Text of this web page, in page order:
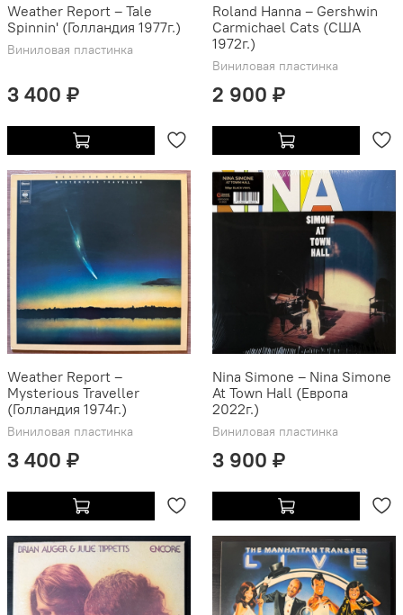
Weather Report ‎– Tale
Spinnin' (Голландия 1977г.)
Виниловая пластинка
3 400 ₽
Roland Hanna ‎– Gershwin
Carmichael Cats (США
1972г.)
Виниловая пластинка
2 900 ₽
Weather Report ‎–
Mysterious Traveller
(Голландия 1974г.)
Виниловая пластинка
3 400 ₽
Nina Simone – Nina Simone
At Town Hall (Европа
2022г.)
Виниловая пластинка
3 900 ₽